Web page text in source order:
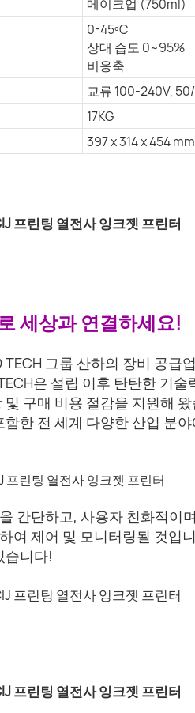
메이크업 (750ml)
0-45ºC
상대 습도 0~95%
비응축
교류 100-240V,
17KG
397 x 314 x 454 mm
세상과 연결하세요!
TECH 그룹 산하의 장비 공
은 설립 이후 탄탄한 기
및 구매 비용 절감을 지원해
함한 전 세계 다양한 산업 분
간단하고, 사용자 친화적이
여 제어 및 모니터링될 것입
습니다!